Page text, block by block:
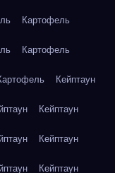
Картофель
Картофель
Кейптаун
Кейптаун
Кейптаун
Кейптаун